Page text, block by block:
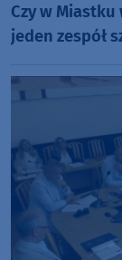
Czy w
jeden zespół